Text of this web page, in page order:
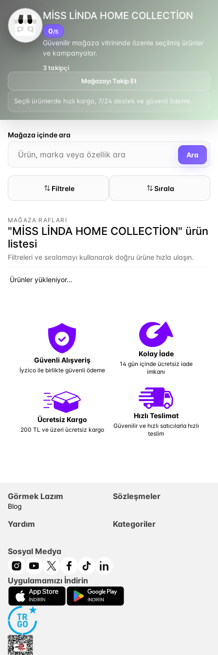
MİSS LİNDA HOME COLLECTİON
0/5
Güvenilir mağaza vitrininde özenle seçilmiş ürünler
ve kampanyalar.
3takipçi
Mağazayı Takip Et
Seçili ürünlerde hızlı kargo, 7/24 destek ve güvenli ödeme.
Mağaza içinde ara
Ara
Filtrele Sırala
MAĞAZA RAFLARI
"MİSS LİNDA HOME COLLECTİON" ürün
listesi
Filtreleri ve sıralamayı kullanarak doğru ürüne hızla ulaşın.
Ürünler yükleniyor...
Güvenli Alışveriş
İyzico ile birlikte güvenli ödeme
Kolay İade
14 gün içinde ücretsiz iade
imkanı
Ücretsiz Kargo
200 TL ve üzeri ücretsiz kargo
Hızlı Teslimat
Güvenilir ve hızlı satıcılarla hızlı
teslim
Görmek Lazım
Blog
Sözleşmeler
Yardım Kategoriler
Sosyal Medya
Uygulamamızı İndirin